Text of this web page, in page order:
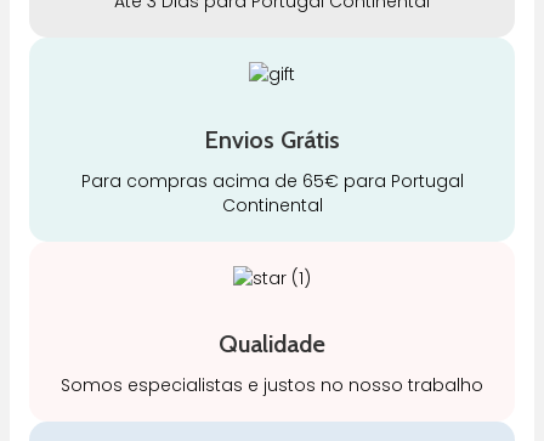
Envios Grátis
Para compras acima de 65€ para Portugal
Continental
Qualidade
Somos especialistas e justos no nosso trabalho